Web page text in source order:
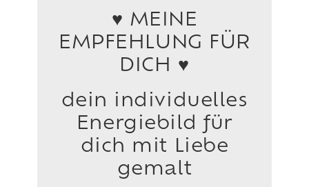
♥ MEINE
EMPFEHLUNG FÜR
DICH ♥
dein individuelles
Energiebild für
dich mit Liebe
gemalt